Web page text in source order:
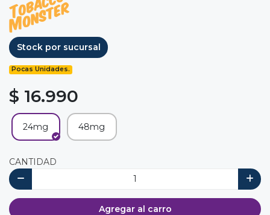
Stock por sucursal
Pocas Unidades.
$ 16.990
24mg 48mg
CANTIDAD
Agregar al carro